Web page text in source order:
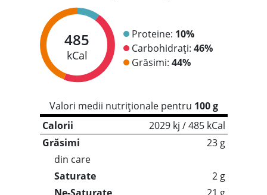
485
kCal
Proteine: 10%
Carbohidrați: 46%
Grăsimi: 44%
Valori medii nutriționale pentru 100 g
Calorii
2029 kj / 485 kCal
Grăsimi
23 g
din care
Saturate
2 g